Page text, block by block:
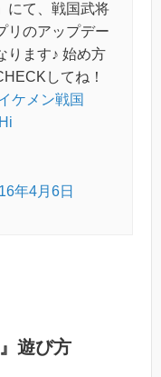
にて、戦国武将
リのアップデー
ります♪ 始め方
してね！
ケメン戦国
年4月6日
遊び方